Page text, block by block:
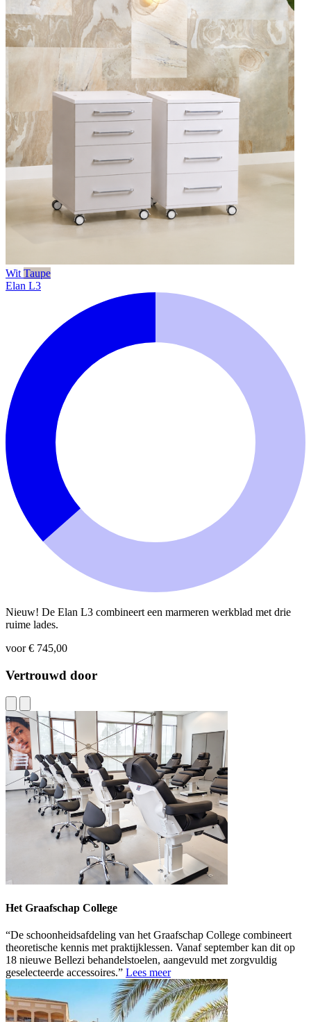
Wit Taupe
Elan L3
Nieuw! De Elan L3 combineert een marmeren werkblad met drie
ruime lades.
voor € 745,00
Vertrouwd door
Het Graafschap College
De schoonheidsafdeling van het Graafschap College combineert
theoretische kennis met praktijklessen. Vanaf september kan dit op
18 nieuwe Bellezi behandelstoelen, aangevuld met zorgvuldig
geselecteerde accessoires.
Lees meer